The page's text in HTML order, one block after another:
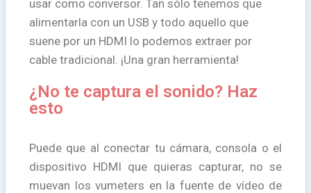
usar como conversor. Tan sólo tenemos que
alimentarla con un USB y todo aquello que
suene por un HDMI lo podemos extraer por
cable tradicional. ¡Una gran herramienta!
¿No te captura el sonido? Haz
esto
Puede que al conectar tu cámara, consola o el
dispositivo HDMI que quieras capturar, no se
muevan los vumeters en la fuente de vídeo de